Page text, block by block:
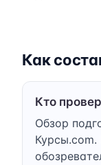
Как
Кто
Обзор